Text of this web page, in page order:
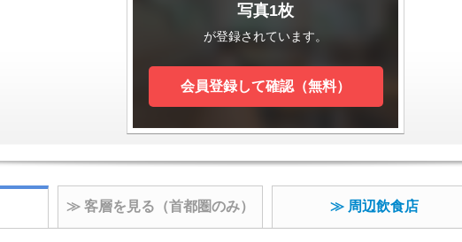
写真1枚
が登録されています。
会員登録して確認（無料）
≫ 客層を見る（首都圏のみ） ≫ 周辺飲食店